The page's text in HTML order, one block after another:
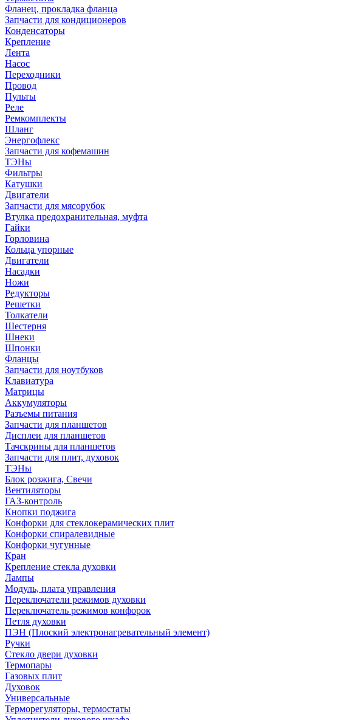
Фланец, прокладка фланца
Запчасти для кондиционеров
Конденсаторы
Крепление
Лента
Насос
Переходники
Провод
Пульты
Реле
Ремкомплекты
Шланг
Энергофлекс
Запчасти для кофемашин
ТЭНы
Фильтры
Катушки
Двигатели
Запчасти для мясорубок
Втулка предохранительная, муфта
Гайки
Горловина
Кольца упорные
Двигатели
Насадки
Ножи
Редукторы
Решетки
Толкатели
Шестерня
Шнеки
Шпонки
Фланцы
Запчасти для ноутбуков
Клавиатура
Матрицы
Аккумуляторы
Разъемы питания
Запчасти для планшетов
Дисплеи для планшетов
Тачскрины для планшетов
Запчасти для плит, духовок
ТЭНы
Блок розжига, Свечи
Вентиляторы
ГАЗ-контроль
Кнопки поджига
Конфорки для стеклокерамических плит
Конфорки спиралевидные
Конфорки чугунные
Кран
Крепление стекла духовки
Лампы
Модуль, плата управления
Переключатели режимов духовки
Переключатель режимов конфорок
Петля духовки
ПЭН (Плоский электронагревательный элемент)
Ручки
Стекло двери духовки
Термопары
Газовых плит
Духовок
Универсальные
Терморегуляторы, термостаты